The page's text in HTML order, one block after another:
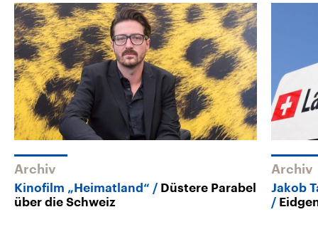
Archiv
Kinofilm „Heimatland“
Düstere Parabel
über die Schweiz
Archiv
Jakob